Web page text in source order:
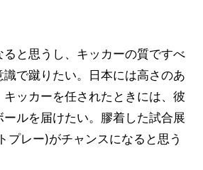
ると思うし、キッカーの質ですべ
で蹴りたい。日本には高さのあ
キッカーを任されたときには、彼
ールを届けたい。膠着した試合展
プレー)がチャンスになると思う